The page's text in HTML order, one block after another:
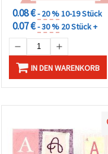
0.08 €- 20 %10-19 Stück
0.07 €- 30 % 20 Stück +
IN DEN WARENKORB